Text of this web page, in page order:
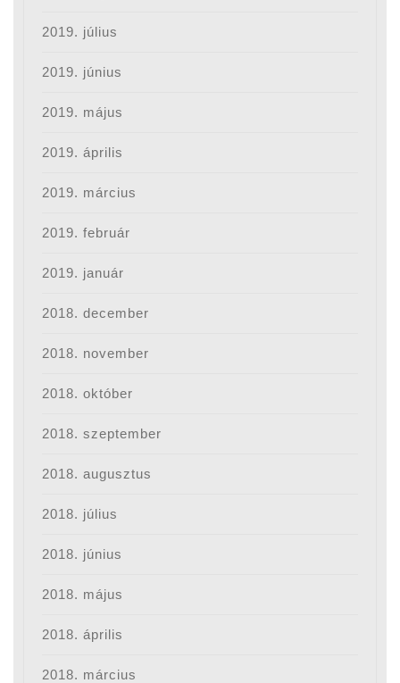
2019. július
2019. június
2019. május
2019. április
2019. március
2019. február
2019. január
2018. december
2018. november
2018. október
2018. szeptember
2018. augusztus
2018. július
2018. június
2018. május
2018. április
2018. március